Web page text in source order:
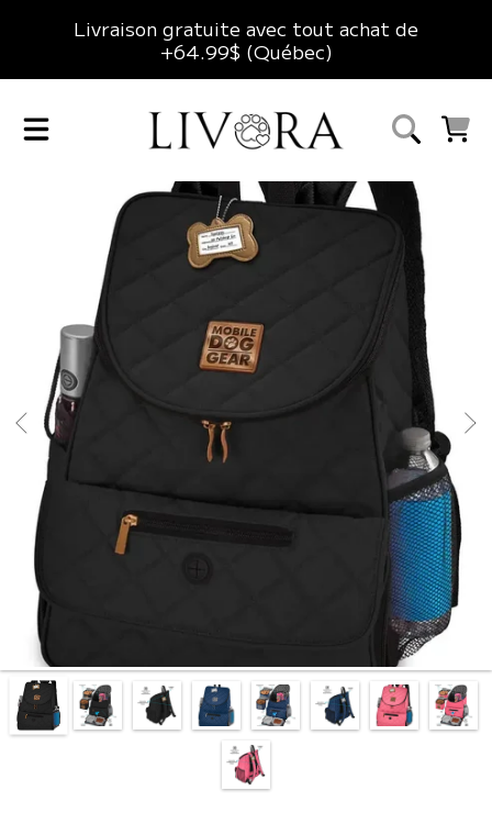
ALLER AU CONTENU
Livraison gratuite avec tout achat de
+64.99$ (Québec)
ALLER AUX INFORMATIONS DU PRODUIT